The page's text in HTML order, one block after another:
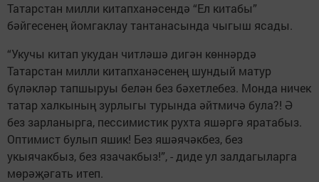
Татарстан милли китапханәсендә “Ел китабы”
бәйгесенең йомгаклау тантанасында чыгыш ясады.
“Укучы китап укудан читләшә дигән көннәрдә
Татарстан милли китапханәсенең шундый матур
бүләкләр тапшыруы белән без бәхетлебез. Монда ничек
татар халкының зурлыгы турында әйтмичә була?! Ә
без зарланырга, пессимистик рухта яшәргә яратабыз.
Оптимист булып яшик! Без яшәячәкбез, без
укыячакбыз, без язачакбыз!”, - диде ул залдагыларга
мөрәҗәгать итеп.